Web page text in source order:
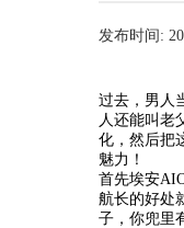
发布时间:
过去，男人
人还能叫老
化，然后把
魅力！
首先埃安
航长的好处
子，你兜里